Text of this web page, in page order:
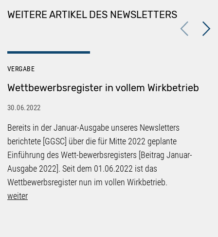
WEITERE ARTIKEL DES NEWSLETTERS
Previous
VERGABE
Wettbewerbsregister in vollem Wirkbetrieb
30.06.2022
Bereits in der Januar-Ausgabe unseres Newsletters
berichtete [GGSC] über die für Mitte 2022 geplante
Einführung des Wett-bewerbsregisters [Beitrag Januar-
Ausgabe 2022]. Seit dem 01.06.2022 ist das
Wettbewerbsregister nun im vollen Wirkbetrieb.
weiter
Next